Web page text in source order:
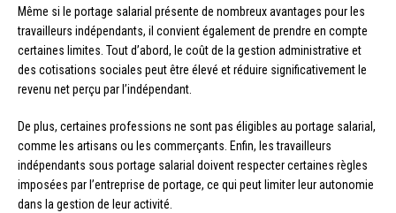
Même si le portage salarial présente de nombreux avantages pour les
travailleurs indépendants, il convient également de prendre en compte
certaines limites. Tout d’abord, le coût de la gestion administrative et
des cotisations sociales peut être élevé et réduire significativement le
revenu net perçu par l’indépendant.
De plus, certaines professions ne sont pas éligibles au portage salarial,
comme les artisans ou les commerçants. Enfin, les travailleurs
indépendants sous portage salarial doivent respecter certaines règles
imposées par l’entreprise de portage, ce qui peut limiter leur autonomie
dans la gestion de leur activité.